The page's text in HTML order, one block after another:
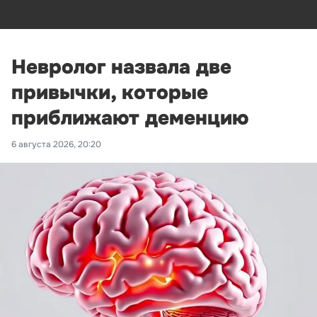
Невролог назвала две
привычки, которые
приближают деменцию
6 августа 2026, 20:20